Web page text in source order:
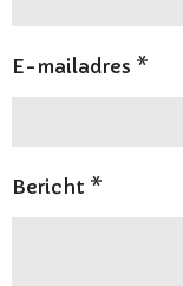
E-mailadres *
Bericht *